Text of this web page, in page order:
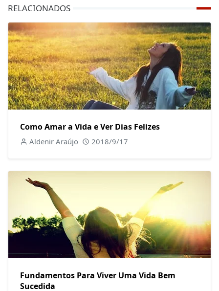
RELACIONADOS
Como Amar a Vida e Ver Dias Felizes
Aldenir Araújo 2018/9/17
Fundamentos Para Viver Uma Vida Bem
Sucedida